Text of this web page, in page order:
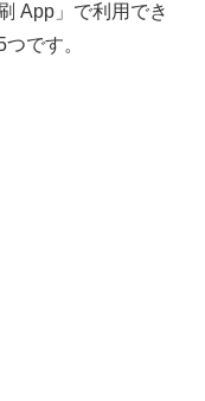
App」で利用でき
です。